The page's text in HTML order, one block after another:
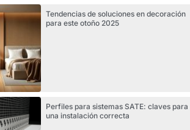
Tendencias de soluciones en decoración
para este otoño 2025
Perfiles para sistemas SATE: claves para
una instalación correcta